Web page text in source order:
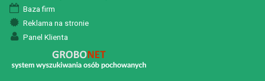
Baza firm
Reklama na stronie
Panel Klienta